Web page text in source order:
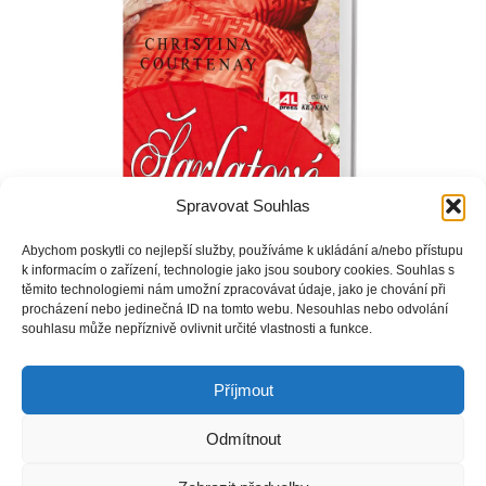
Spravovat Souhlas
Abychom poskytli co nejlepší služby, používáme k ukládání a/nebo přístupu
k informacím o zařízení, technologie jako jsou soubory cookies. Souhlas s
těmito technologiemi nám umožní zpracovávat údaje, jako je chování při
procházení nebo jedinečná ID na tomto webu. Nesouhlas nebo odvolání
souhlasu může nepříznivě ovlivnit určité vlastnosti a funkce.
Příjmout
Odmítnout
vlasy a zelenýma očima, přepychem a láskou.